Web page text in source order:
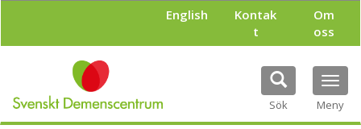
l
English
Kontak
t
Om
oss
Sök Meny